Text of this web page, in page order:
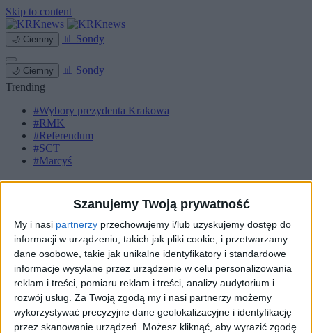
Szanujemy Twoją prywatność
My i nasi partnerzy przechowujemy i/lub uzyskujemy dostęp do
informacji w urządzeniu, takich jak pliki cookie, i przetwarzamy
dane osobowe, takie jak unikalne identyfikatory i standardowe
informacje wysyłane przez urządzenie w celu personalizowania
reklam i treści, pomiaru reklam i treści, analizy audytorium i
rozwój usług. Za Twoją zgodą my i nasi partnerzy możemy
wykorzystywać precyzyjne dane geolokalizacyjne i identyfikację
przez skanowanie urządzeń. Możesz kliknąć, aby wyrazić zgodę
Skip to content
🌙 Ciemny 📊 Sondy
🌙 Ciemny 📊 Sondy
Trending
#Wybory prezydenta Krakowa
#RMK
#Referendum
#SCT
#Marcyś
Strona główna
Komunikacja
Zieleń
Inwestycje
Biznes
Sport
Kultura
Małopolska
Kryminalne
Tag
#koronawirus MPK